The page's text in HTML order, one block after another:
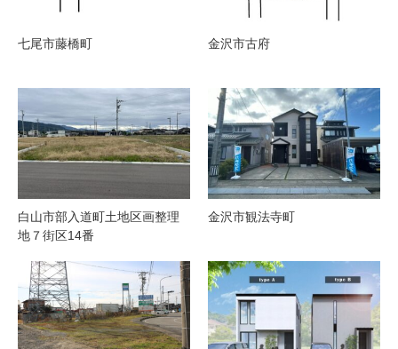
七尾市藤橋町 金沢市古府
白山市部入道町土地区画整理
地７街区14番
金沢市観法寺町